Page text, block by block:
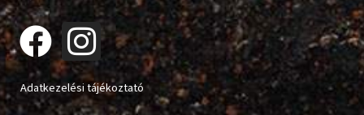
Adatkezelési tájékoztató